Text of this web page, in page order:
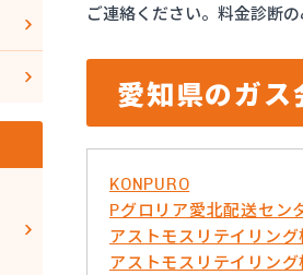
ご連絡ください。料金診断
愛知県のガス
KONPURO
Pグロリア愛北配送セン
アストモスリテイリン
アストモスリテイリン